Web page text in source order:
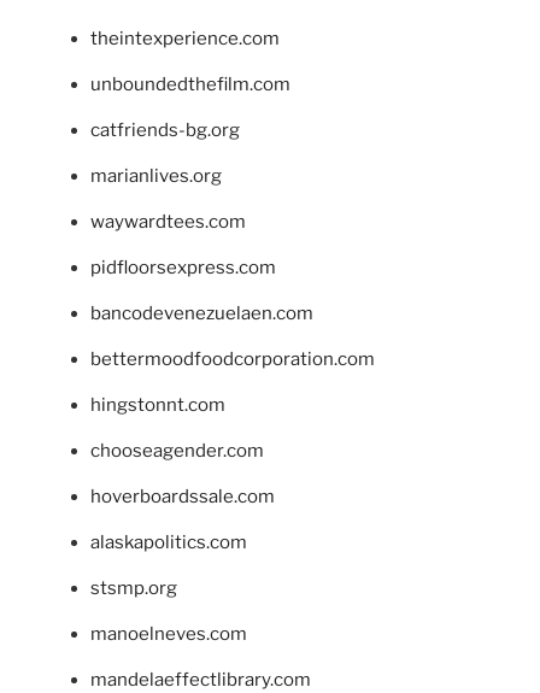
theintexperience.com
unboundedthefilm.com
catfriends-bg.org
marianlives.org
waywardtees.com
pidfloorsexpress.com
bancodevenezuelaen.com
bettermoodfoodcorporation.com
hingstonnt.com
chooseagender.com
hoverboardssale.com
alaskapolitics.com
stsmp.org
manoelneves.com
mandelaeffectlibrary.com